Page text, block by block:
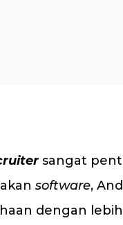
sangat
software,
dengan